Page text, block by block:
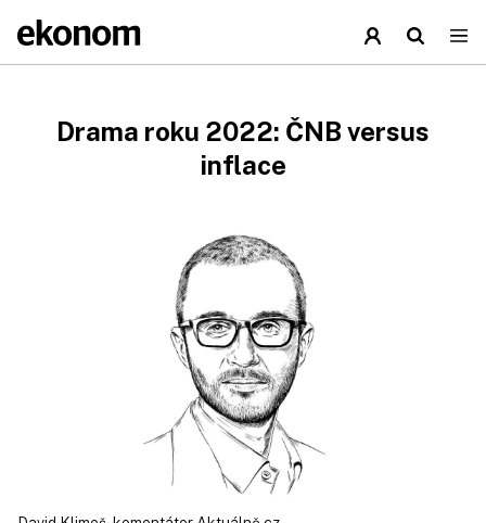
Drama roku 2022: ČNB versus
inflace